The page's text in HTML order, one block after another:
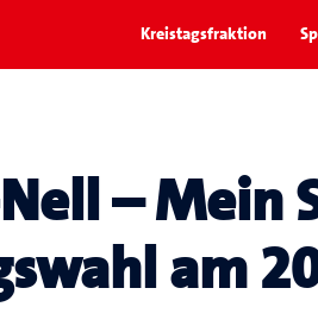
Kreistagsfraktion
– Mein
am